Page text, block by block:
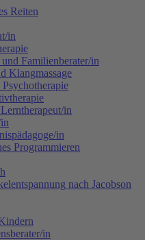
Reiten
in
Familienberater/in
Klangmassage
in
in
Programmieren
nach Jacobson
in